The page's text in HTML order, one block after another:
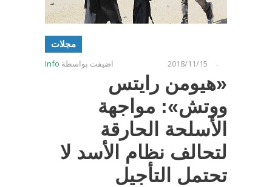
مجلات
اضيفت بواسطة Info -
2018/11/15
«هيومن رايتس
ووتش»: مواجهة
الأسلحة الحارقة
لتحالف نظام الأسد لا
تحتمل التأجيل